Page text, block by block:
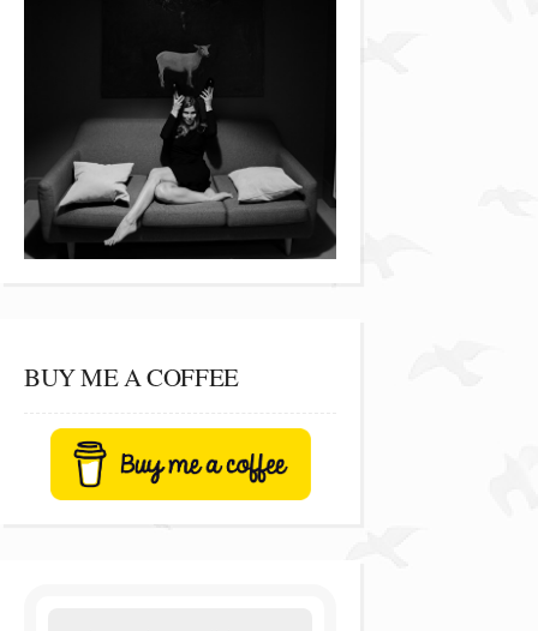
BUY ME A COFFEE